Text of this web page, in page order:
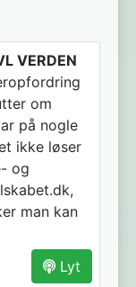
VERDEN
om
på nogle
ikke løser
og
man kan
Lyt